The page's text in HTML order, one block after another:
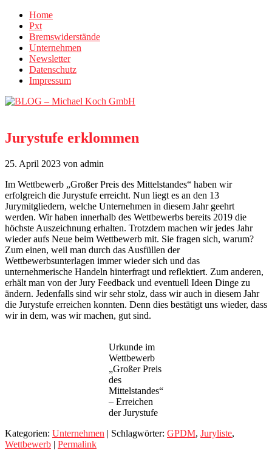
Home
Pxt
Bremswiderstände
Unternehmen
Newsletter
Datenschutz
Impressum
Jurystufe erklommen
25. April 2023 von admin
Im Wettbewerb „Großer Preis des Mittelstandes“ haben wir
erfolgreich die Jurystufe erreicht. Nun liegt es an den 13
Jurymitgliedern, welche Unternehmen in diesem Jahr geehrt
werden. Wir haben innerhalb des Wettbewerbs bereits 2019 die
höchste Auszeichnung erhalten. Trotzdem machen wir jedes Jahr
wieder aufs Neue beim Wettbewerb mit. Sie fragen sich, warum?
Zum einen, weil man durch das Ausfüllen der
Wettbewerbsunterlagen immer wieder sich und das
unternehmerische Handeln hinterfragt und reflektiert. Zum anderen,
erhält man von der Jury Feedback und eventuell Ideen Dinge zu
ändern. Jedenfalls sind wir sehr stolz, dass wir auch in diesem Jahr
die Jurystufe erreichen konnten. Denn dies bestätigt uns wieder, dass
wir in dem, was wir machen, gut sind.
Urkunde im
Wettbewerb
„Großer Preis
des
Mittelstandes“
– Erreichen
der Jurystufe
Kategorien: Unternehmen | Schlagwörter: GPDM, Juryliste,
Wettbewerb | Permalink